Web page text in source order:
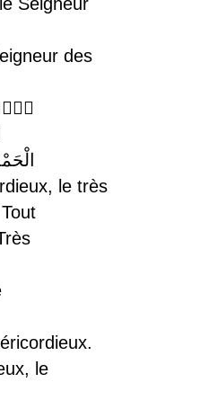
des
le très
le